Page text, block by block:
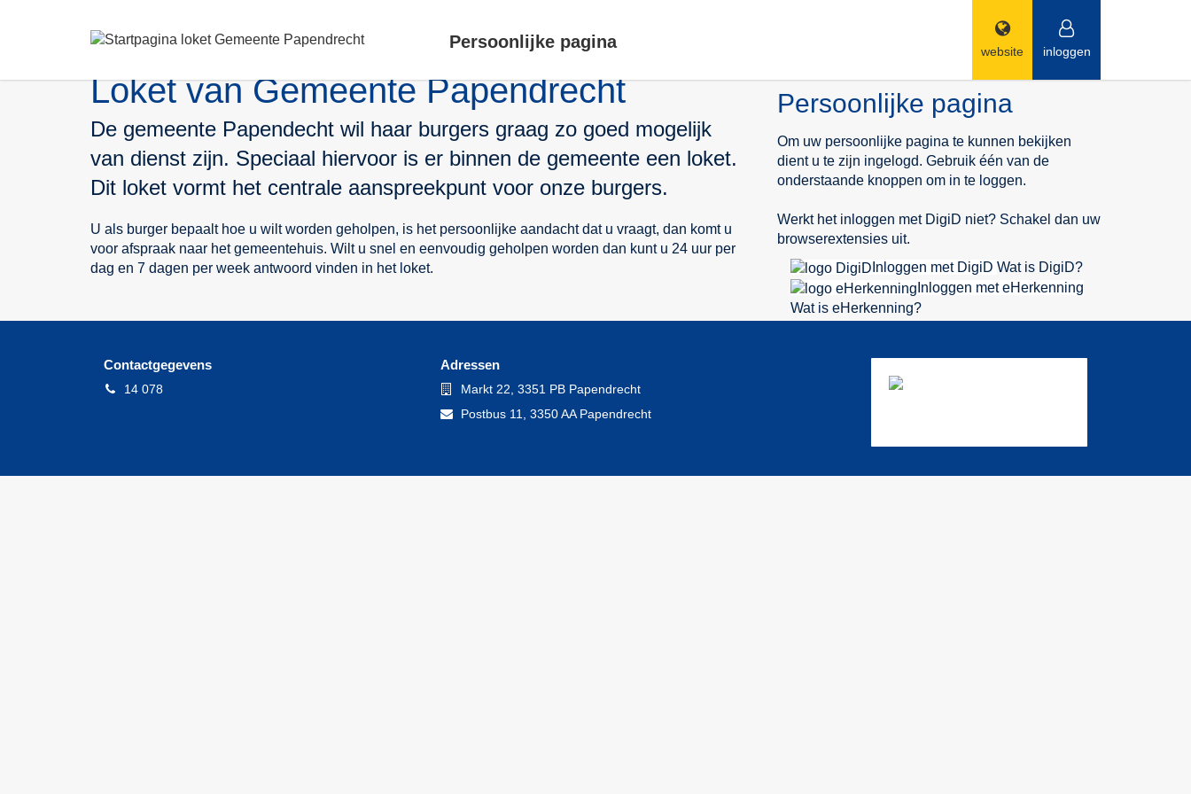
Persoonlijke pagina
website inloggen
Loket van Gemeente Papendrecht
De gemeente Papendecht wil haar burgers graag zo goed mogelijk
van dienst zijn. Speciaal hiervoor is er binnen de gemeente een loket.
Dit loket vormt het centrale aanspreekpunt voor onze burgers.
U als burger bepaalt hoe u wilt worden geholpen, is het persoonlijke aandacht dat u vraagt, dan komt u
voor afspraak naar het gemeentehuis. Wilt u snel en eenvoudig geholpen worden dan kunt u 24 uur per
dag en 7 dagen per week antwoord vinden in het loket.
Persoonlijke pagina
Om uw persoonlijke pagina te kunnen bekijken
dient u te zijn ingelogd. Gebruik één van de
onderstaande knoppen om in te loggen.
Werkt het inloggen met DigiD niet? Schakel dan uw
browserextensies uit.
Inloggen met DigiD Wat is DigiD?
Inloggen met eHerkenning
Wat is eHerkenning?
Contactgegevens
Telefoon
14 078
Adressen
Bezoekadres
Markt 22, 3351 PB Papendrecht
Postadres
Postbus 11, 3350 AA Papendrecht